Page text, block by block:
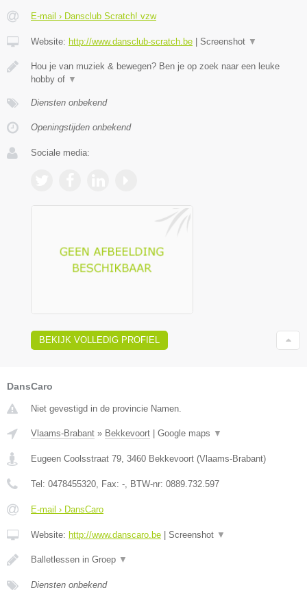
E-mail › Dansclub Scratch! vzw
Website: http://www.dansclub-scratch.be Screenshot ▼
Hou je van muziek & bewegen? Ben je op zoek naar een leuke
hobby of ▼
Diensten onbekend
Openingstijden onbekend
Sociale media:
BEKIJK VOLLEDIG PROFIEL
DansCaro
Niet gevestigd in de provincie Namen.
Vlaams-Brabant » Bekkevoort | Google maps ▼
Eugeen Coolsstraat 79 3460 Bekkevoort (Vlaams-Brabant)
Tel: 0478455320 , Fax: - , BTW-nr: 0889.732.597
E-mail › DansCaro
Website: http://www.danscaro.be | Screenshot ▼
Balletlessen in Groep ▼
Diensten onbekend